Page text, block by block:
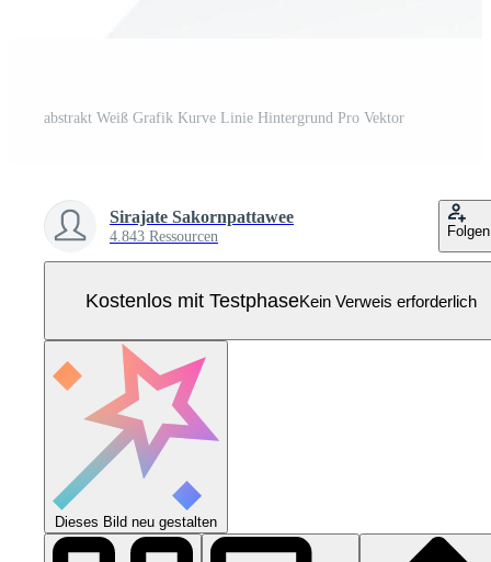
abstrakt Weiß Grafik Kurve Linie Hintergrund Pro Vektor
Sirajate Sakornpattawee
4.843 Ressourcen Folgen
Kostenlos mit TestphaseKein Verweis erforderlich
Dieses Bild neu gestalten